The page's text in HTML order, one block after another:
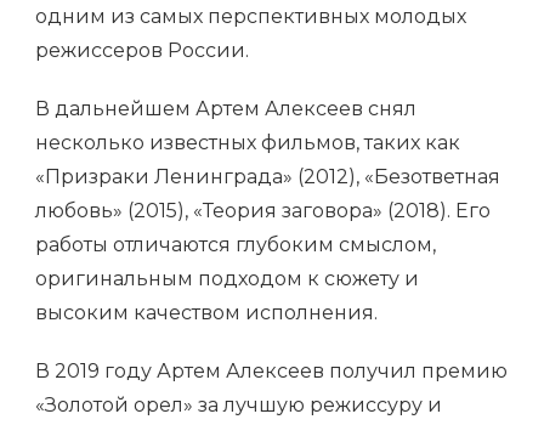
одним из самых перспективных молодых
режиссеров России.
В дальнейшем Артем Алексеев снял
несколько известных фильмов, таких как
«Призраки Ленинграда» (2012), «Безответная
любовь» (2015), «Теория заговора» (2018). Его
работы отличаются глубоким смыслом,
оригинальным подходом к сюжету и
высоким качеством исполнения.
В 2019 году Артем Алексеев получил премию
«Золотой орел» за лучшую режиссуру и